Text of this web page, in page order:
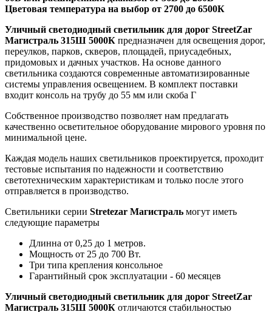
Цветовая температура на выбор от 2700 до 6500К
Уличный светодиодный светильник для дорог StreetZar
Магистраль 315Ш 5000К предназначен для освещения дорог,
переулков, парков, скверов, площадей, приусадебных,
придомовых и дачных участков. На основе данного
светильника создаются современные автоматизированные
системы управления освещением. В комплект поставки
входит консоль на трубу до 55 мм или скоба Г
Собственное производство позволяет нам предлагать
качественно осветительное оборудование мирового уровня по
минимальной цене.
Каждая модель наших светильников проектируется, проходит
тестовые испытания по надежности и соответствию
светотехническим характеристикам и только после этого
отправляется в производство.
Светильники серии Stretezar Магистраль могут иметь
следующие параметры
Длинна от 0,25 до 1 метров.
Мощность от 25 до 700 Вт.
Три типа крепления консольное
Гарантийный срок эксплуатации - 60 месяцев
Уличный светодиодный светильник для дорог StreetZar
Магистраль 315Ш 5000К отличаются стабильностью